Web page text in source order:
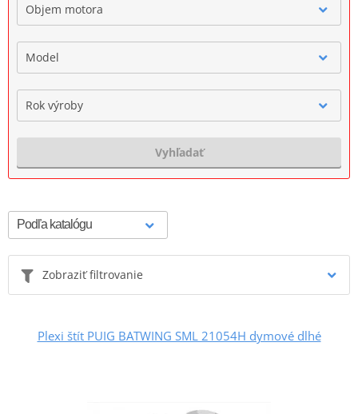
Objem motora
Model
Rok výroby
Vyhľadať
Zobraziť filtrovanie
Plexi štít PUIG BATWING SML 21054H dymové dlhé